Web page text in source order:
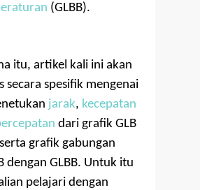
(GLBB).
itu, artikel kali ini akan
secara spesifik mengenai
jarak, kecepatan
dari grafik GLB
grafik gabungan
dengan GLBB. Untuk itu
pelajari dengan